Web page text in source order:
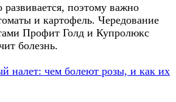
поэтому важно
и картофель. Чередование
Профит Голд и Купролюкс
болезнь.
налет: чем болеют розы, и как их